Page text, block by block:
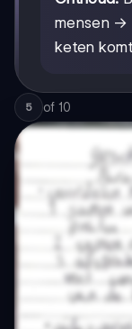
mensen →
keten
5 of 10